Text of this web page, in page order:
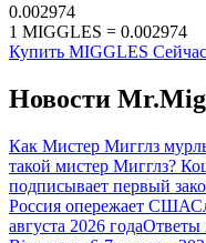
Сервис
0.002974
1 MIGGLES = 0.002974
Купить MIGGLES Сейчас
Новости
Как Мистер Мигглз
такой мистер Мигглз?
подписывает первый
Россия опережает США
августа 2026 годаОтветы